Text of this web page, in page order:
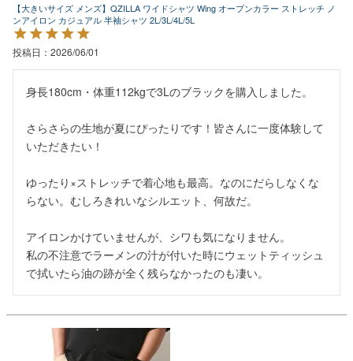
【大きいサイズ メンズ】QZILLA ワイドシャツ Wing オープンカラー ストレッチ ノ
ンアイロン カジュアル 半袖シャツ 2L/3L/4L/5L
投稿日 2026/06/01
身長180cm・体重112kgで3Lのブラックを購入しました。
さらさらの生地が夏にぴったりです！皆さんに一度体験して
いただきたい！
ゆったり×ストレッチで着心地も最高。なのにだらしなくな
らない。むしろきれいなシルエット、何故だ。
アイロンかけていませんが、シワも気になりません。
私の不注意でラーメンの汁が付いた時にウェットティッシュ
で拭いたら油の跡が全く残らなかったのも凄い。